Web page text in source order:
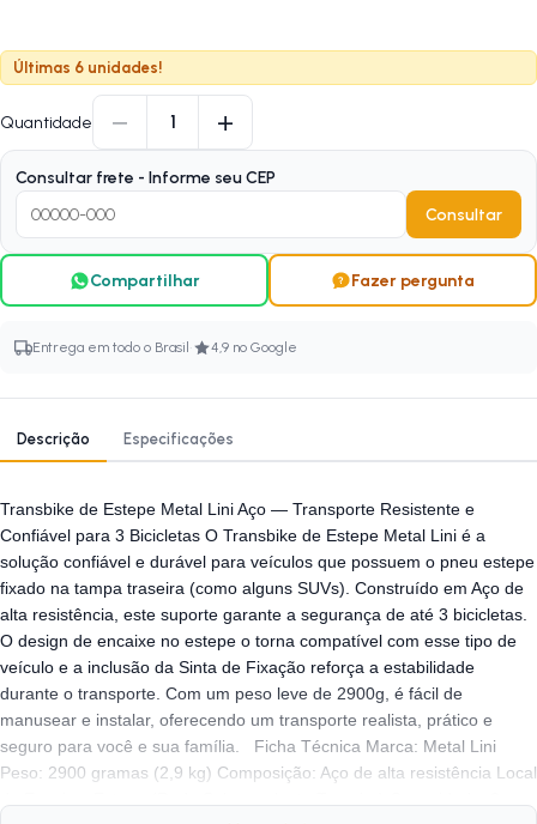
Últimas 6 unidades!
Quantidade − 1 +
Consultar frete - Informe seu CEP
Consultar
Compartilhar Fazer pergunta
Entrega em todo o Brasil · 4,9 no Google
Descrição Especificações
Transbike de Estepe Metal Lini Aço — Transporte Resistente e
Confiável para 3 Bicicletas O Transbike de Estepe Metal Lini é a
solução confiável e durável para veículos que possuem o pneu estepe
fixado na tampa traseira (como alguns SUVs). Construído em Aço de
alta resistência, este suporte garante a segurança de até 3 bicicletas.
O design de encaixe no estepe o torna compatível com esse tipo de
veículo e a inclusão da Sinta de Fixação reforça a estabilidade
durante o transporte. Com um peso leve de 2900g, é fácil de
manusear e instalar, oferecendo um transporte realista, prático e
seguro para você e sua família. Ficha Técnica Marca: Metal Lini
Peso: 2900 gramas (2,9 kg) Composição: Aço de alta resistência Local